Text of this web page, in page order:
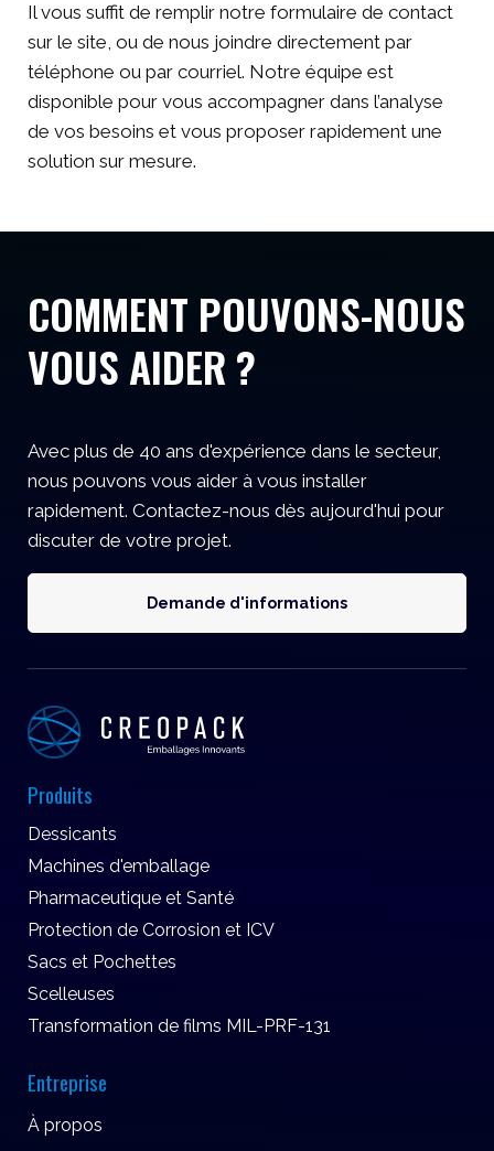
Il vous suffit de remplir notre formulaire de contact
sur le site, ou de nous joindre directement par
téléphone ou par courriel. Notre équipe est
disponible pour vous accompagner dans l’analyse
de vos besoins et vous proposer rapidement une
solution sur mesure.
COMMENT POUVONS-NOUS
VOUS AIDER ?
Avec plus de 40 ans d'expérience dans le secteur,
nous pouvons vous aider à vous installer
rapidement. Contactez-nous dès aujourd'hui pour
discuter de votre projet.
Demande d'informations
Produits
Dessicants
Machines d'emballage
Pharmaceutique et Santé
Protection de Corrosion et ICV
Sacs et Pochettes
Scelleuses
Transformation de films MIL-PRF-131
Entreprise
À propos